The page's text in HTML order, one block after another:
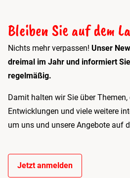
Bleiben Sie auf dem
Nichts mehr verpassen! Unser
dreimal im Jahr und informiert
regelmäßig.
Damit halten wir Sie über
Entwicklungen und viele weitere
um uns und unsere Angebote auf
Jetzt anmelden